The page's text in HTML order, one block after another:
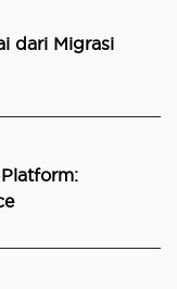
dari Migrasi